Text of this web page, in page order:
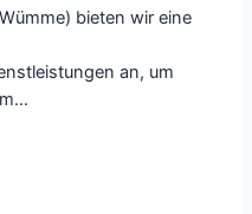
bieten wir eine
an, um